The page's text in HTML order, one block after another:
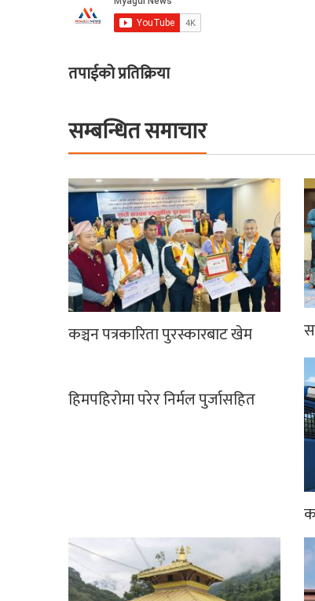
तपाईको प्रतिक्रिया
सम्बन्धित समाचार
कञ्चन पत्रकारिता पुरस्कारबाट खेम
हिमपहिरोमा परेर निर्मल पुर्जासहित